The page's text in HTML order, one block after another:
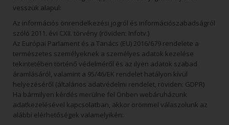
vesszük alapul:
Az információs önrendelkezési jogról és információszabadságról
szóló 2011. évi CXII. törvény (röviden: Infotv.)
Az Európai Parlament és a Tanács (EU) 2016/679 rendelete a
természetes személyeknek a személyes adatok kezelése
tekintetében történő védelméről és az ilyen adatok szabad
áramlásáról, valamint a 95/46/EK rendelet hatályon kívül
helyezéséről (általános adatvédelmi rendelet, röviden: GDPR)
Ha bármilyen kérdés merülne fel Önben webáruházunk
adatkezelésével kapcsolatban, akkor örömmel válaszolunk az
alábbi elérhetőségek valamelyikén: